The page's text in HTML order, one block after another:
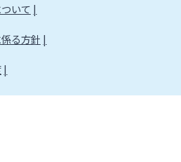
いて
る方針